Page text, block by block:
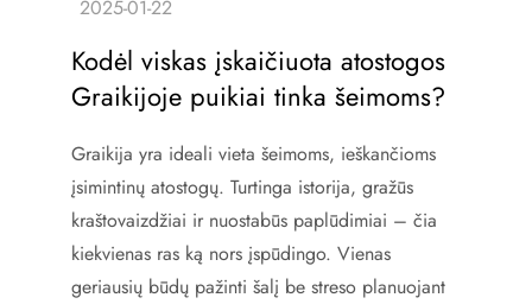
Kodėl viskas įskaičiuota atostogos
Graikijoje puikiai tinka šeimoms?
Graikija yra ideali vieta šeimoms, ieškančioms
įsimintinų atostogų. Turtinga istorija, gražūs
kraštovaizdžiai ir nuostabūs paplūdimiai – čia
kiekvienas ras ką nors įspūdingo. Vienas
geriausių būdų pažinti šalį be streso planuojant